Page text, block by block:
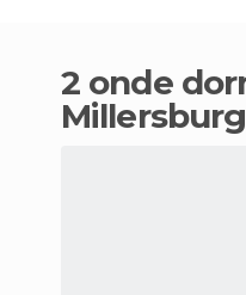
2 onde dormir em
Millersburg